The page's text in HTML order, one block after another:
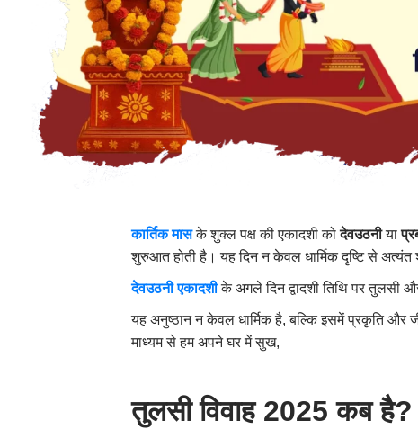
कार्तिक मास के शुक्ल पक्ष की एकादशी कोदेवउठनीया
शुरुआत होती है। यह दिन न केवल धार्मिक दृष्टि से
देवउठनी एकादशीके अगले दिन द्वादशी तिथि पर तुलसी
यह अनुष्ठान न केवल धार्मिक है, बल्कि इसमें प्रकृति और
माध्यम से हम अपने घर में सुख,
तुलसी विवाह 2025 कब है?